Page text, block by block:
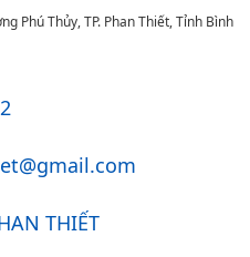
Phú Thủy, TP. Phan Thiết, Tỉnh Bình
THIẾT